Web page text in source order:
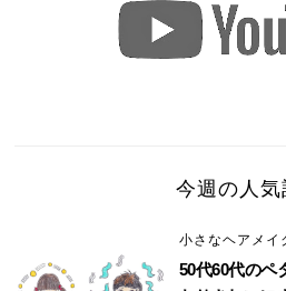
今週の人気
小さなヘアメイ
50代60代のペ